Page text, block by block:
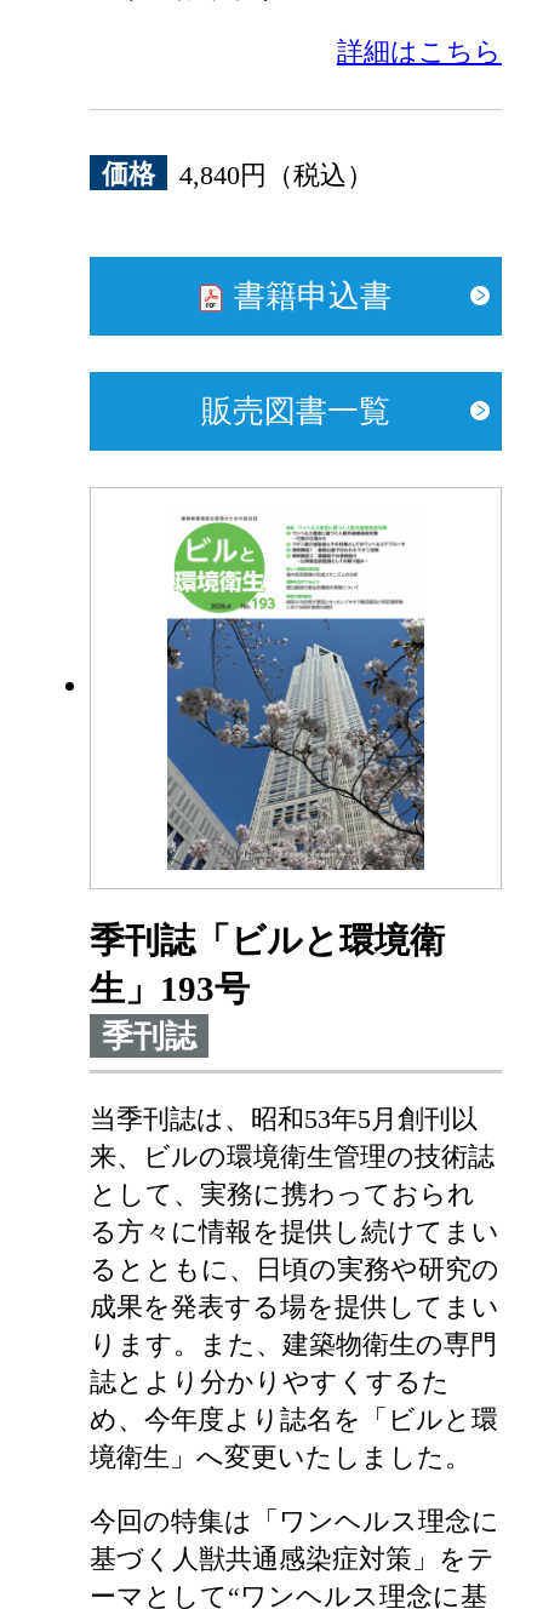
詳細はこちら
価格 4,840円（税込）
書籍申込書
販売図書一覧
季刊誌「ビルと環境衛
生」193号
季刊誌
当季刊誌は、昭和53年5月創刊以
来、ビルの環境衛生管理の技術誌
として、実務に携わっておられ
る方々に情報を提供し続けてまい
るとともに、日頃の実務や研究の
成果を発表する場を提供してまい
ります。また、建築物衛生の専門
誌とより分かりやすくするた
め、今年度より誌名を「ビルと環
境衛生」へ変更いたしました。
今回の特集は「ワンヘルス理念に
基づく人獣共通感染症対策」をテ
ーマとして“ワンヘルス理念に基